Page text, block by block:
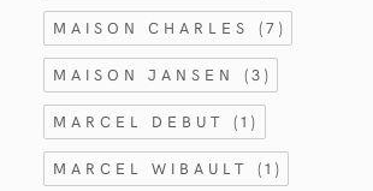
MAISON CHARLES (7)
MAISON JANSEN (3)
MARCEL DEBUT (1)
MARCEL WIBAULT (1)